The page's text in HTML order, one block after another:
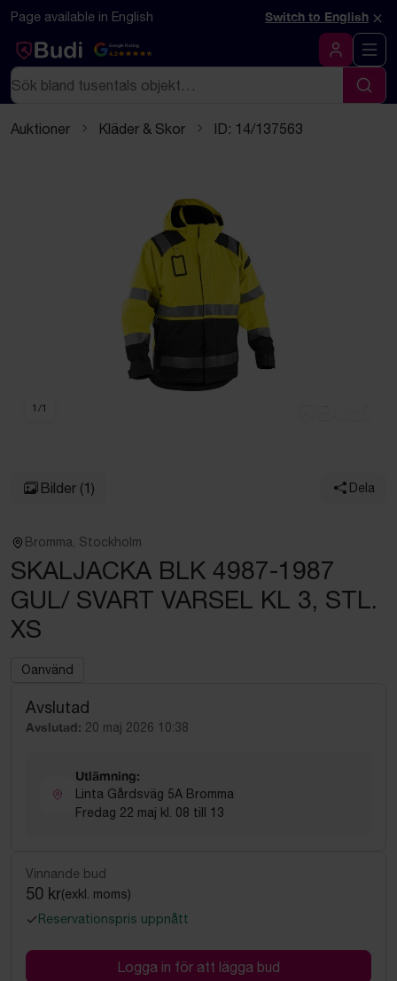
Hoppa till innehåll
Textbaserad (markdown) version av denna sida
Page available in English Switch to English ×
Google Rating
4.5
Logga in
Sök
Sök
Auktioner Kläder & Skor ID: 14/137563
1 /1
Bilder (1) Dela
Bromma, Stockholm
SKALJACKA BLK 4987-1987
GUL/ SVART VARSEL KL 3, STL.
XS
Oanvänd
Avslutad
Avslutad: 20 maj 2026 10:38
Utlämning:
Linta Gårdsväg 5A Bromma
Fredag 22 maj kl. 08 till 13
Vinnande bud
50 kr(exkl. moms)
Reservationspris uppnått
Logga in för att lägga bud